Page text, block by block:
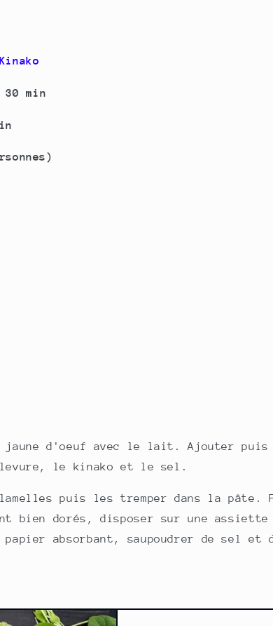
30 min
d'oeuf avec le lait. Ajouter puis
le kinako et le sel.
lamelles puis les tremper dans la
bien dorés, disposer sur une assiette
papier absorbant, saupoudrer de sel et